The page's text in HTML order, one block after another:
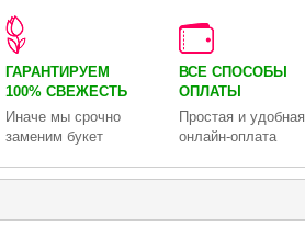
ГАРАНТИРУЕМ
100% СВЕЖЕСТЬ
Иначе мы срочно
заменим букет
ВСЕ СПОСОБЫ
ОПЛАТЫ
Простая и удобная
онлайн-оплата